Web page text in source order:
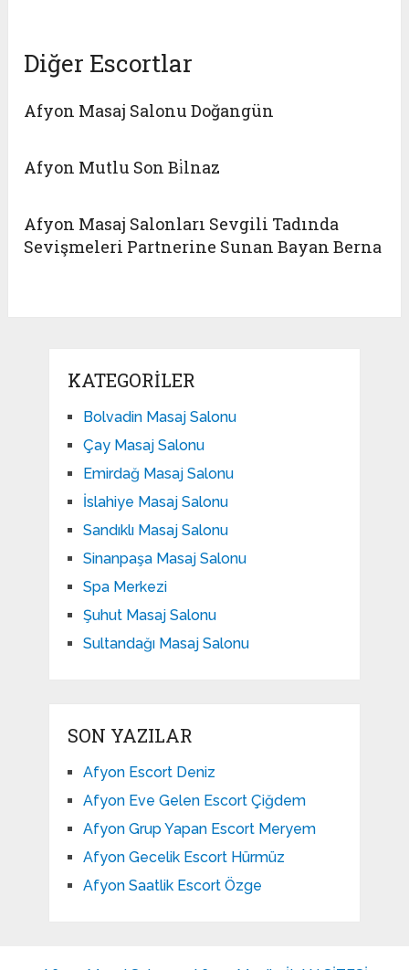
Diğer Escortlar
Afyon Masaj Salonu Doğangün
Afyon Mutlu Son Bi̇lnaz
Afyon Masaj Salonları Sevgili Tadında
Sevişmeleri Partnerine Sunan Bayan Berna
KATEGORILER
Bolvadin Masaj Salonu
Çay Masaj Salonu
Emirdağ Masaj Salonu
İslahiye Masaj Salonu
Sandıklı Masaj Salonu
Sinanpaşa Masaj Salonu
Spa Merkezi
Şuhut Masaj Salonu
Sultandağı Masaj Salonu
SON YAZILAR
Afyon Escort Deniz
Afyon Eve Gelen Escort Çiğdem
Afyon Grup Yapan Escort Meryem
Afyon Gecelik Escort Hürmüz
Afyon Saatlik Escort Özge